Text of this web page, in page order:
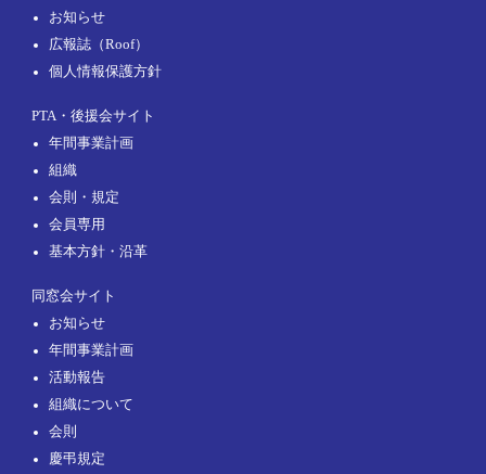
お知らせ
広報誌（Roof）
個人情報保護方針
PTA・後援会サイト
年間事業計画
組織
会則・規定
会員専用
基本方針・沿革
同窓会サイト
お知らせ
年間事業計画
活動報告
組織について
会則
慶弔規定